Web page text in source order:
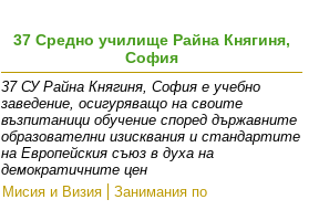
37 Средно училище Райна Княгиня,
София
37 СУ Райна Княгиня, София е учебно
заведение, осигуряващо на своите
възпитаници обучение според държавните
образователни изисквания и стандартите
на Европейския съюз в духа на
демократичните цен
Мисия и Визия
Занимания по